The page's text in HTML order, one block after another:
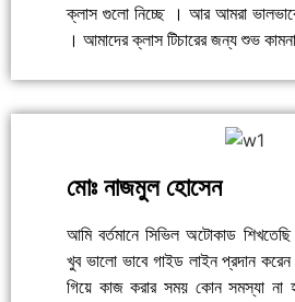
ক্লাস গুলো নিচ্ছে । আর আমরা
। আমাদের ক্লাস টিচারের জন্য শুভ
মোঃ নাজমুল হোসেন
আমি বর্তমানে সিভিল অটোকাড
খুব ভালো ভাবে গাইড লাইন প্রদান
গিয়ে কাজ করার সময় কোন সমস্যা না